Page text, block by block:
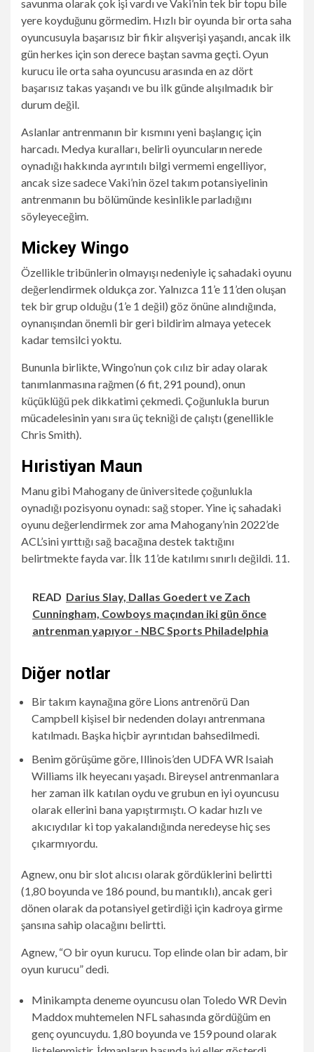
savunma olarak çok işi vardı ve Vaki’nin tek bir topu bile
yere koyduğunu görmedim. Hızlı bir oyunda bir orta saha
oyuncusuyla başarısız bir fikir alışverişi yaşandı, ancak ilk
gün herkes için son derece baştan savma geçti. Oyun
kurucu ile orta saha oyuncusu arasında en az dört
başarısız takas yaşandı ve bu ilk günde alışılmadık bir
durum değil.
Aslanlar antrenmanın bir kısmını yeni başlangıç ​​için
harcadı. Medya kuralları, belirli oyuncuların nerede
oynadığı hakkında ayrıntılı bilgi vermemi engelliyor,
ancak size sadece Vaki’nin özel takım potansiyelinin
antrenmanın bu bölümünde kesinlikle parladığını
söyleyeceğim.
Mickey Wingo
Özellikle tribünlerin olmayışı nedeniyle iç sahadaki oyunu
değerlendirmek oldukça zor. Yalnızca 11’e 11’den oluşan
tek bir grup olduğu (1’e 1 değil) göz önüne alındığında,
oynanışından önemli bir geri bildirim almaya yetecek
kadar temsilci yoktu.
Bununla birlikte, Wingo’nun çok cılız bir aday olarak
tanımlanmasına rağmen (6 fit, 291 pound), onun
küçüklüğü pek dikkatimi çekmedi. Çoğunlukla burun
mücadelesinin yanı sıra üç tekniği de çalıştı (genellikle
Chris Smith).
Hıristiyan Maun
Manu gibi Mahogany de üniversitede çoğunlukla
oynadığı pozisyonu oynadı: sağ stoper. Yine iç sahadaki
oyunu değerlendirmek zor ama Mahogany’nin 2022’de
ACL’sini yırttığı sağ bacağına destek taktığını
belirtmekte fayda var. İlk 11’de katılımı sınırlı değildi. 11.
READ Darius Slay, Dallas Goedert ve Zach
Cunningham, Cowboys maçından iki gün önce
antrenman yapıyor - NBC Sports Philadelphia
Diğer notlar
Bir takım kaynağına göre Lions antrenörü Dan
Campbell kişisel bir nedenden dolayı antrenmana
katılmadı. Başka hiçbir ayrıntıdan bahsedilmedi.
Benim görüşüme göre, Illinois’den UDFA WR Isaiah
Williams ilk heyecanı yaşadı. Bireysel antrenmanlara
her zaman ilk katılan oydu ve grubun en iyi oyuncusu
olarak ellerini bana yapıştırmıştı. O kadar hızlı ve
akıcıydılar ki top yakalandığında neredeyse hiç ses
çıkarmıyordu.
Agnew, onu bir slot alıcısı olarak gördüklerini belirtti
(1,80 boyunda ve 186 pound, bu mantıklı), ancak geri
dönen olarak da potansiyel getirdiği için kadroya girme
şansına sahip olacağını belirtti.
Agnew, “O bir oyun kurucu. Top elinde olan bir adam, bir
oyun kurucu” dedi.
Minikampta deneme oyuncusu olan Toledo WR Devin
Maddox muhtemelen NFL sahasında gördüğüm en
genç oyuncuydu. 1,80 boyunda ve 159 pound olarak